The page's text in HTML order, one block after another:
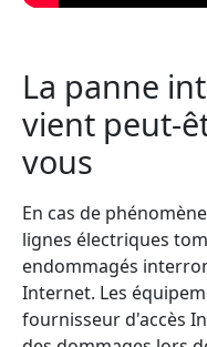
La panne
vient peut-
vous
En cas de
lignes électriques
endommagés
Internet. Les
fournisseur d'accès